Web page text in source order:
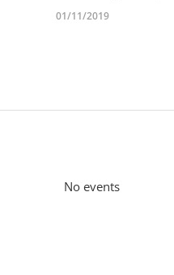
01/11/2019
No events